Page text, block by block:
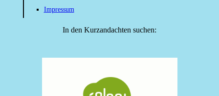
Impressum
In den Kurzandachten suchen: